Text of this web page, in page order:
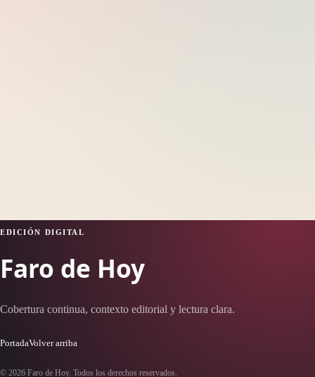
EDICIÓN DIGITAL
Faro de Hoy
Cobertura continua, contexto editorial y lectura clara.
PortadaVolver arriba
© 2026 Faro de Hoy. Todos los derechos reservados.